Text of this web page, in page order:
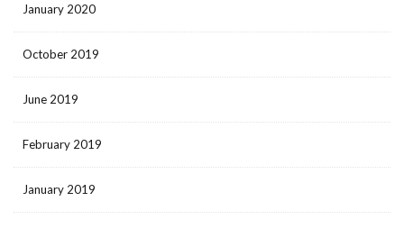
January 2020
October 2019
June 2019
February 2019
January 2019